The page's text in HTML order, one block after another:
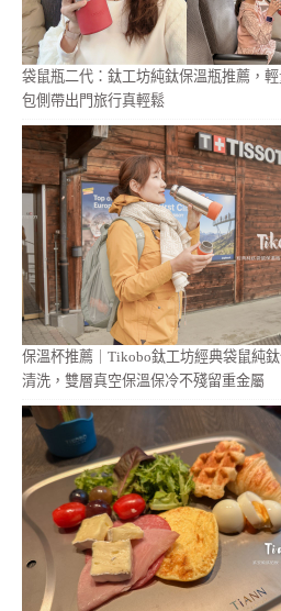
袋鼠瓶二代：鈦工坊純鈦保溫瓶推薦，
包側帶出門旅行真輕鬆
保溫杯推薦｜Tikobo鈦工坊經典袋鼠純
清洗，雙層真空保溫保冷不殘留重金屬